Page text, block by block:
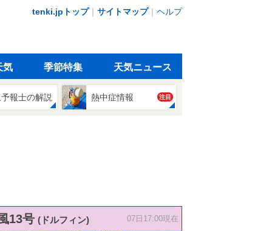
tenki.jpトップ｜ サイトマップ｜ ヘルプ
気 季節特集 天気ニュース
報士の解説 熱中症情報 注目
13号 (ドルフィン) 07日17:00現在